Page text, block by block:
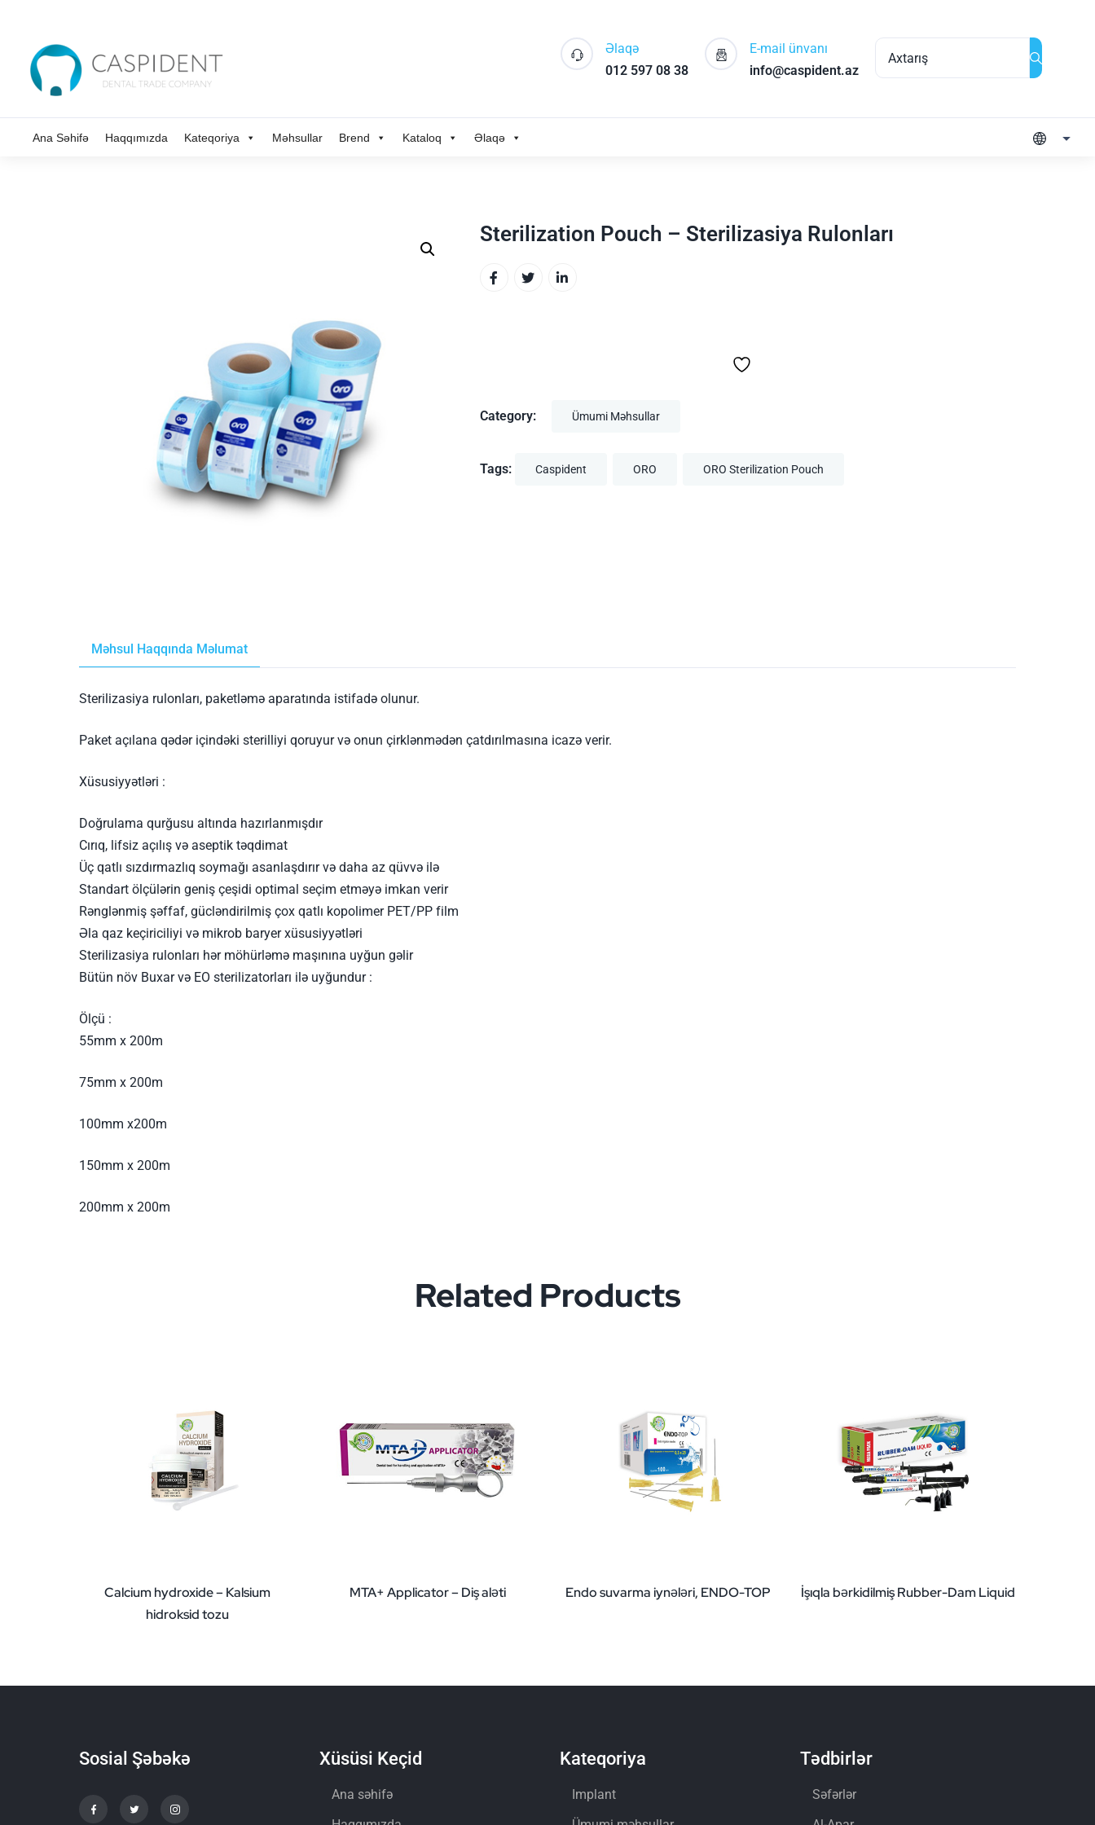
Əlaqə
012 597 08 38
E-mail ünvanı
info@caspident.az
Ana Səhifə Haqqımızda Kateqoriya Məhsullar Brend Kataloq Əlaqə
Sterilization Pouch – Sterilizasiya Rulonları
Category: Ümumi Məhsullar
Tags: Caspident ORO ORO Sterilization Pouch
Məhsul Haqqında Məlumat
Sterilizasiya rulonları, paketləmə aparatında istifadə olunur.
Paket açılana qədər içindəki sterilliyi qoruyur və onun çirklənmədən çatdırılmasına icazə verir.
Xüsusiyyətləri :
Doğrulama qurğusu altında hazırlanmışdır
Cırıq, lifsiz açılış və aseptik təqdimat
Üç qatlı sızdırmazlıq soymağı asanlaşdırır və daha az qüvvə ilə
Standart ölçülərin geniş çeşidi optimal seçim etməyə imkan verir
Rənglənmiş şəffaf, gücləndirilmiş çox qatlı kopolimer PET/PP film
Əla qaz keçiriciliyi və mikrob baryer xüsusiyyətləri
Sterilizasiya rulonları hər möhürləmə maşınına uyğun gəlir
Bütün növ Buxar və EO sterilizatorları ilə uyğundur :
Ölçü :
55mm x 200m
75mm x 200m
100mm x200m
150mm x 200m
200mm x 200m
Related Products
Calcium hydroxide – Kalsium
hidroksid tozu
MTA+ Applicator – Diş aləti Endo suvarma iynələri, ENDO-TOP İşıqla bərkidilmiş Rubber-Dam Liquid
Sosial Şəbəkə Xüsüsi Keçid
Ana səhifə
Kateqoriya
Implant
Tədbirlər
Səfərlər